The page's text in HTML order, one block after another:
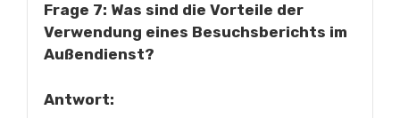
Frage 7: Was sind die Vorteile der
Verwendung eines Besuchsberichts im
Außendienst?
Antwort: